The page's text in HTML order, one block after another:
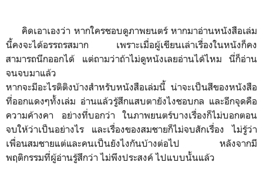
คิดเอาเองว่า หากใครชอบดูภาพยนตร์ หากมาอ่านหนังสือเล่ม
นี้คงจะได้อรรถรสมาก เพราะเมื่อผู้เขียนเล่าเรื่องในหนังก็คง
สามารถนึกออกได้ แต่ถามว่าถ้าไม่ดูหนังเลยอ่านได้ไหม นี่ก็อ่าน
จนจบมาแล้ว
หากจะมีอะไรติติงบ้างสำหรับหนังสือเล่มนี้ น่าจะเป็นสีของหนังสือ
ที่ออกแดงๆทั้งเล่ม อ่านแล้วรู้สึกแสบตายังไงชอบกล และอีกจุดคือ
ความค้างคา อย่างที่บอกว่า ในภาพยนตร์บางเรื่องก็ไม่บอกตอน
จบให้ว่าเป็นอย่างไร และเรื่องของสมชายก็ไม่จบสักเรื่อง ไม่รู้ว่า
เพื่อนสมชายแต่และคนเป็นยังไงกันบ้างต่อไป หลังจากมี
พฤติกรรมที่ผู้อ่านรู้สึกว่า ไม่พึงประสงค์ ไปแบบนั้นแล้ว